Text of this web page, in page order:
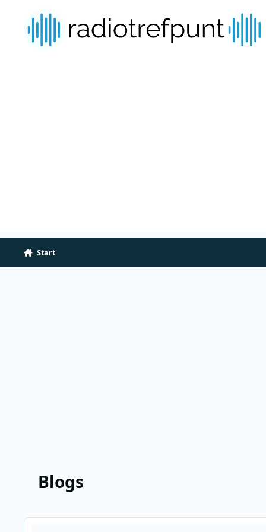
Start
Blogs
Lees meer over Van der Snoek neemt tijdelijk waar bij Sky